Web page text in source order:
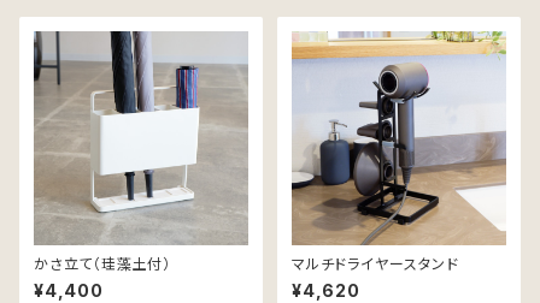
かさ立て（珪藻土付）
¥4,400
マルチドライヤースタンド
¥4,620